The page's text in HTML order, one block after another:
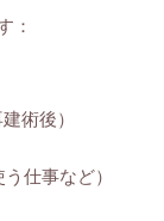
：
術後）
仕事など）